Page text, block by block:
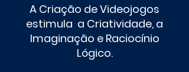
A Criação de Videojogos
estimula a Criatividade, a
Imaginação e Raciocínio
Lógico.